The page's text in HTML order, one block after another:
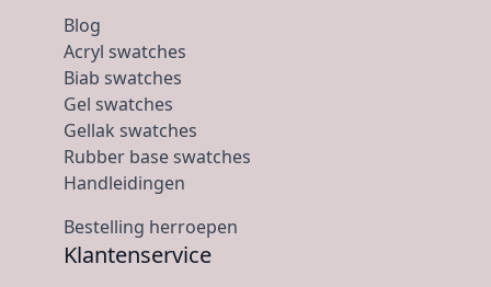
Blog
Acryl swatches
Biab swatches
Gel swatches
Gellak swatches
Rubber base swatches
Handleidingen
Bestelling herroepen
Klantenservice